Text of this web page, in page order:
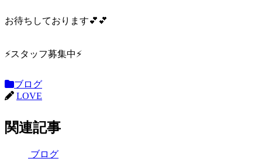
お待ちしております︎💕︎︎💕︎
⚡️スタッフ募集中⚡️
ブログ
LOVE
関連記事
ブログ